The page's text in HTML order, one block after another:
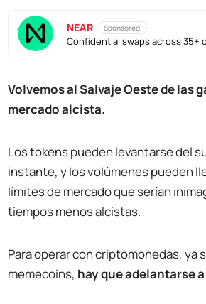
NEAR Sponsored
Confidential swaps across 35+
Volvemos al Salvaje Oeste de las
mercado alcista.
Los tokens pueden levantarse del
instante, y los volúmenes pueden
límites de mercado que serían
tiempos menos alcistas.
Para operar con criptomonedas, ya
memecoins, hay que adelantarse